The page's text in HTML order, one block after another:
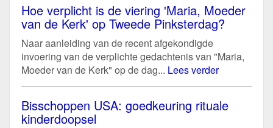
Hoe verplicht is de viering 'Maria, Moeder
van de Kerk' op Tweede Pinksterdag?
Naar aanleiding van de recent afgekondigde
invoering van de verplichte gedachtenis van "Maria,
Moeder van de Kerk" op de dag... Lees verder
Bisschoppen USA: goedkeuring rituale
kinderdoopsel